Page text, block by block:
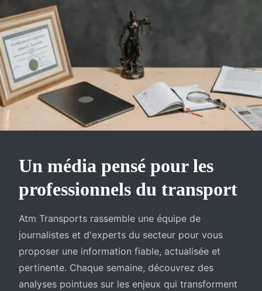
Un média pensé pour les
professionnels du transport
Atm Transports rassemble une équipe de
journalistes et d'experts du secteur pour vous
proposer une information fiable, actualisée et
pertinente. Chaque semaine, découvrez des
analyses pointues sur les enjeux qui transforment